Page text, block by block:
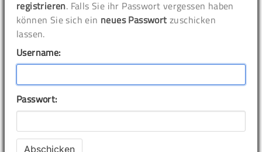
registrieren. Falls Sie ihr Passwort vergessen haben
können Sie sich ein neues Passwort zuschicken
lassen.
Username:
Passwort: